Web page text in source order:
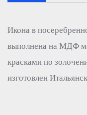
Икона в
выполнена на МДФ
красками по
изготовлен